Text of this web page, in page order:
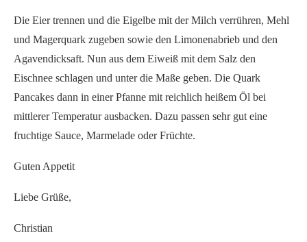
Die Eier trennen und die Eigelbe mit der Milch verrühren, Mehl
und Magerquark zugeben sowie den Limonenabrieb und den
Agavendicksaft. Nun aus dem Eiweiß mit dem Salz den
Eischnee schlagen und unter die Maße geben. Die Quark
Pancakes dann in einer Pfanne mit reichlich heißem Öl bei
mittlerer Temperatur ausbacken. Dazu passen sehr gut eine
fruchtige Sauce, Marmelade oder Früchte.
Guten Appetit
Liebe Grüße,
Christian